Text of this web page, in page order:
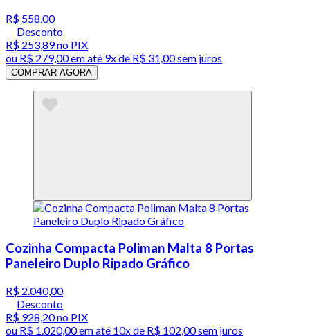
R$ 558,00
Desconto
R$ 253,89no PIX
ou R$ 279,00em até 9x de R$ 31,00 sem juros
COMPRAR AGORA
Cozinha Compacta Poliman Malta 8 Portas
Paneleiro Duplo Ripado Gráfico
R$ 2.040,00
Desconto
R$ 928,20no PIX
ou R$ 1.020,00em até 10x de R$ 102,00 sem juros